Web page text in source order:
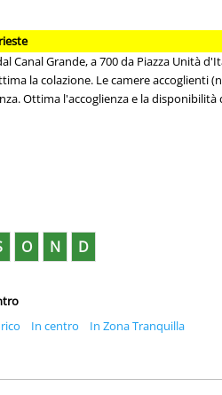
Canal Grande, a 700 da Piazza Unità
la colazione. Le camere accoglienti
Ottima l'accoglienza e la
O N D
In centro In Zona Tranquilla